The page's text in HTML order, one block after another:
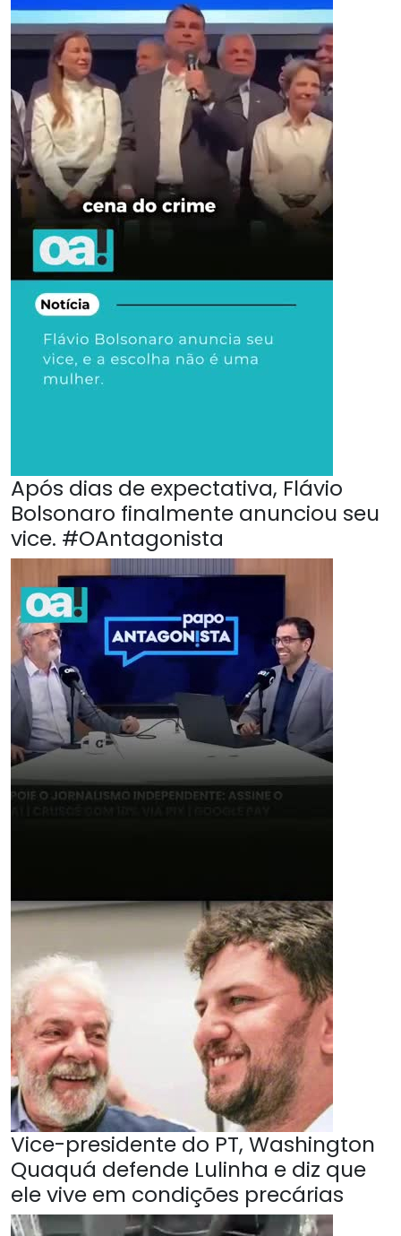
Após dias de expectativa, Flávio
Bolsonaro finalmente anunciou seu
vice. #OAntagonista
Vice-presidente do PT, Washington
Quaquá defende Lulinha e diz que
ele vive em condições precárias